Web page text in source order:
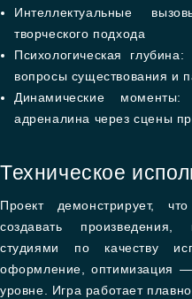
Интеллектуальные
творческого подхода
Психологическая
вопросы существования и
Динамические моменты:
адреналина через сцены
Техническое
Проект демонстрирует,
создавать
студиями по качеству
оформление, оптимизация
уровне. Игра работает